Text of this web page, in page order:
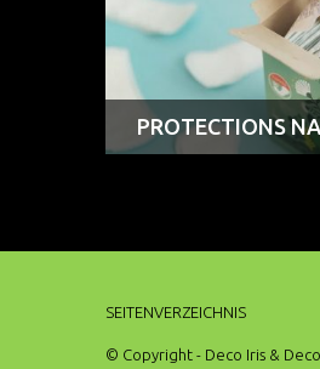
PROTECTIONS
SEITENVERZEICHNIS
© Copyright - Deco Iris &